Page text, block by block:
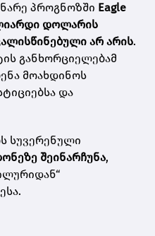
პროგნოზში Eagle
დოლარის
არ არის.
განხორციელებამ
მოახდინოს
და
სუვერენული
შეინარჩუნა,